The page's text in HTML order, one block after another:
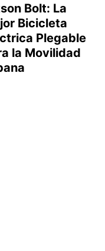
Bolt: La
Bicicleta
Plegable
la Movilidad